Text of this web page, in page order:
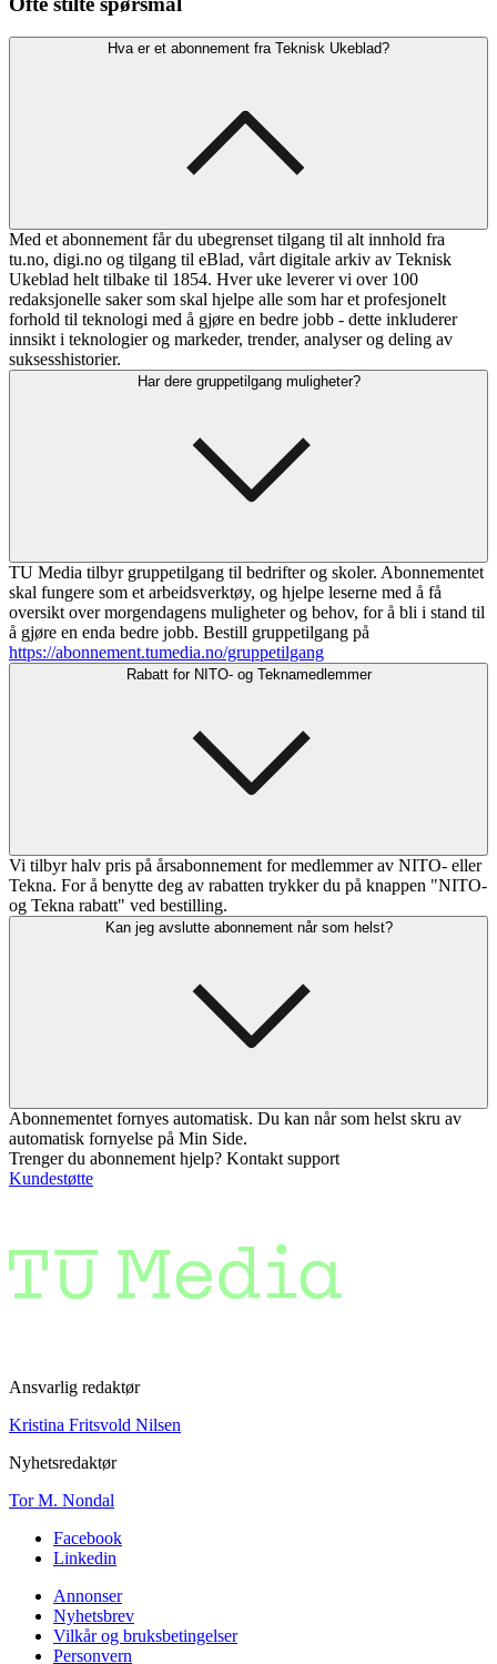
Hva er et abonnement fra Teknisk Ukeblad?
Med et abonnement får du ubegrenset tilgang til alt innhold fra
tu.no, digi.no og tilgang til eBlad, vårt digitale arkiv av Teknisk
Ukeblad helt tilbake til 1854. Hver uke leverer vi over 100
redaksjonelle saker som skal hjelpe alle som har et profesjonelt
forhold til teknologi med å gjøre en bedre jobb - dette inkluderer
innsikt i teknologier og markeder, trender, analyser og deling av
suksesshistorier.
Har dere gruppetilgang muligheter?
TU Media tilbyr gruppetilgang til bedrifter og skoler. Abonnementet
skal fungere som et arbeidsverktøy, og hjelpe leserne med å få
oversikt over morgendagens muligheter og behov, for å bli i stand til
å gjøre en enda bedre jobb. Bestill gruppetilgang på
https://abonnement.tumedia.no/gruppetilgang
Rabatt for NITO- og Teknamedlemmer
Vi tilbyr halv pris på årsabonnement for medlemmer av NITO- eller
Tekna. For å benytte deg av rabatten trykker du på knappen "NITO-
og Tekna rabatt" ved bestilling.
Kan jeg avslutte abonnement når som helst?
Abonnementet fornyes automatisk. Du kan når som helst skru av
automatisk fornyelse på Min Side.
Trenger du abonnement hjelp? Kontakt support
Kundestøtte
Ansvarlig redaktør
Kristina Fritsvold Nilsen
Nyhetsredaktør
Tor M. Nondal
Facebook
Linkedin
Annonser
Nyhetsbrev
Vilkår og bruksbetingelser
Personvern